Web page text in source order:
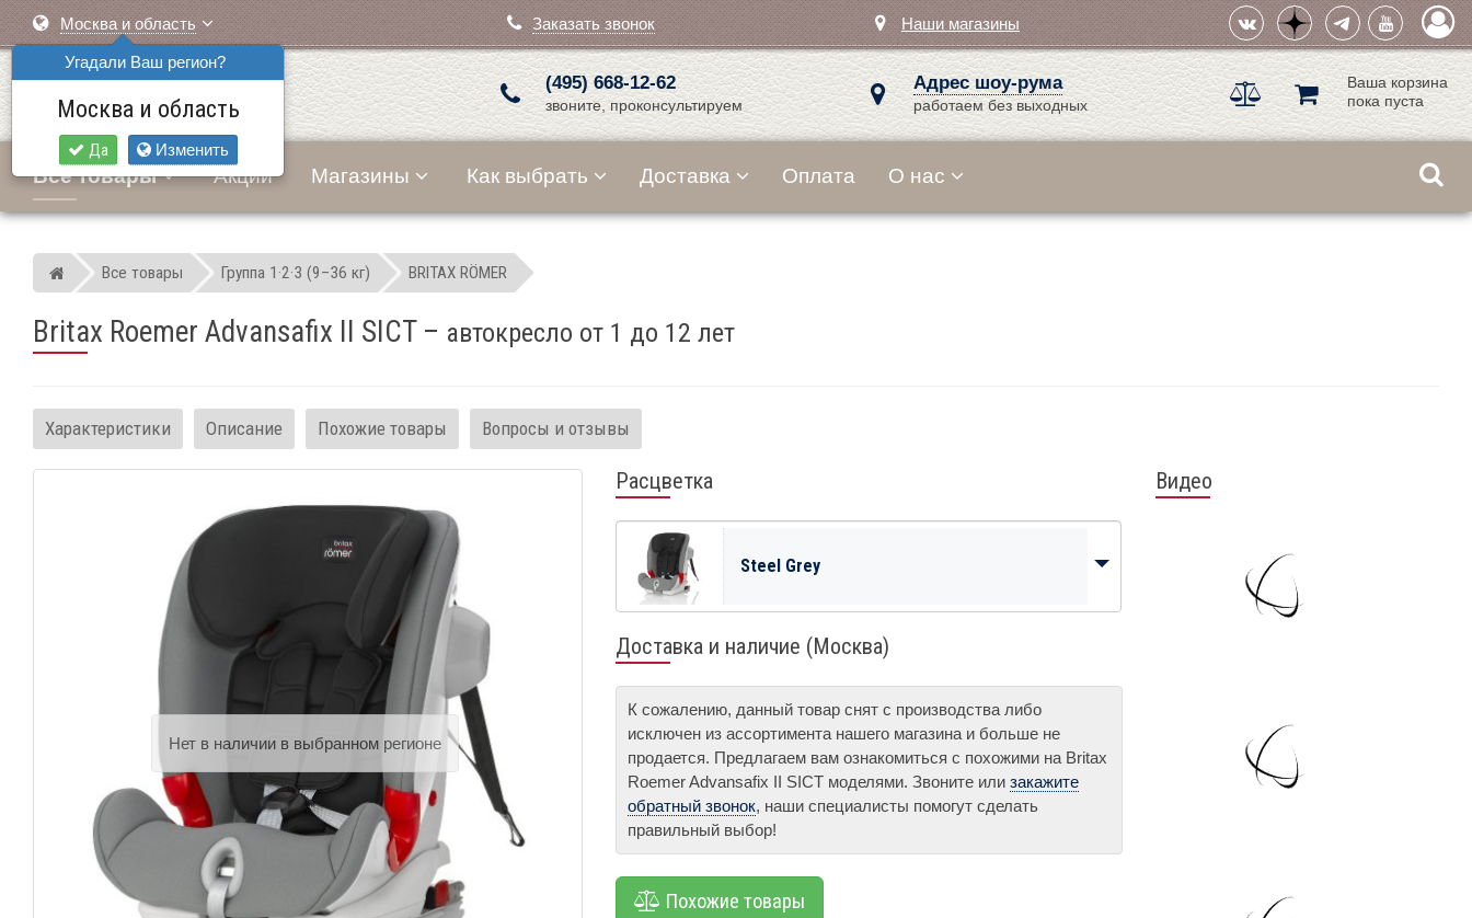
Москва и область
Угадали Ваш регион?
Москва и область
Да Изменить
Заказать звонок Наши магазины
(495) 668-12-62
звоните, проконсультируем
Адрес шоу-рума
работаем без выходных
Ваша корзина
пока пуста
Все товары Акции Магазины Как выбрать Доставка Оплата О нас
Мир детских автокресел
Все товары Группа 1·2·3 (9–36 кг) BRITAX RÖMER
Britax Roemer Advansafix II SICT– автокресло от 1 до 12 лет
Характеристики Описание Похожие товары Вопросы и отзывы
Расцветка
Steel Grey
Доставка и наличие (Москва)
К сожалению, данный товар снят с производства либо
исключен из ассортимента нашего магазина и больше не
продается. Предлагаем вам ознакомиться с похожими на Britax
Roemer Advansafix II SICT моделями. Звоните илизакажите
обратный звонок, наши специалисты помогут сделать
правильный выбор!
Похожие товары
Видео